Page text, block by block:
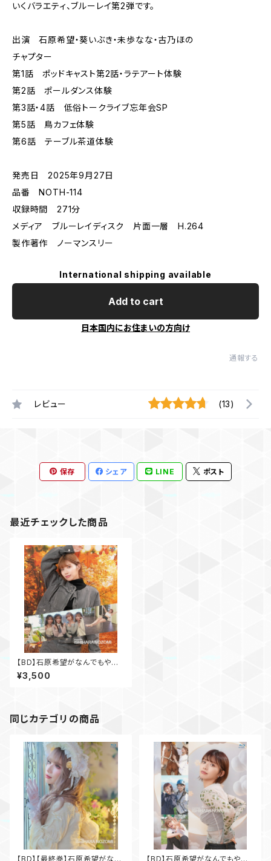
いくバラエティ、ブルーレイ第2弾です。
出演 石原希望・葵いぶき・未歩なな・古乃ほの
チャプター
第1話 ポッドキャスト第2話・ラテアート体験
第2話 ポールダンス体験
第3話・4話 低俗トークライブ忘年会SP
第5話 鳥カフェ体験
第6話 テーブル茶道体験
発売日 2025年9月27日
品番 NOTH-114
収録時間 271分
メディア ブルーレイディスク 片面一層 H.264
製作著作 ノーマンスリー
International shipping available
Add to cart
日本国内にお住まいの方向け
通報する
レビュー (13)
保存 シェア LINE ポスト
最近チェックした商品
【BD】石原希望がなんでもやっ
たるで！Vol.2
¥3,500
同じカテゴリの商品
【BD】【最終巻】石原希望がなん 【BD】石原希望がなんでもやっ